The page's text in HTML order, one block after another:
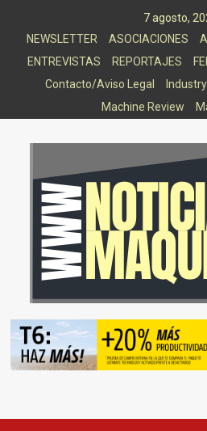
7 agosto,
NEWSLETTER
ASOCIACIONES
ENTREVISTAS
REPORTAJES
Contacto/Aviso Legal
Machine Review